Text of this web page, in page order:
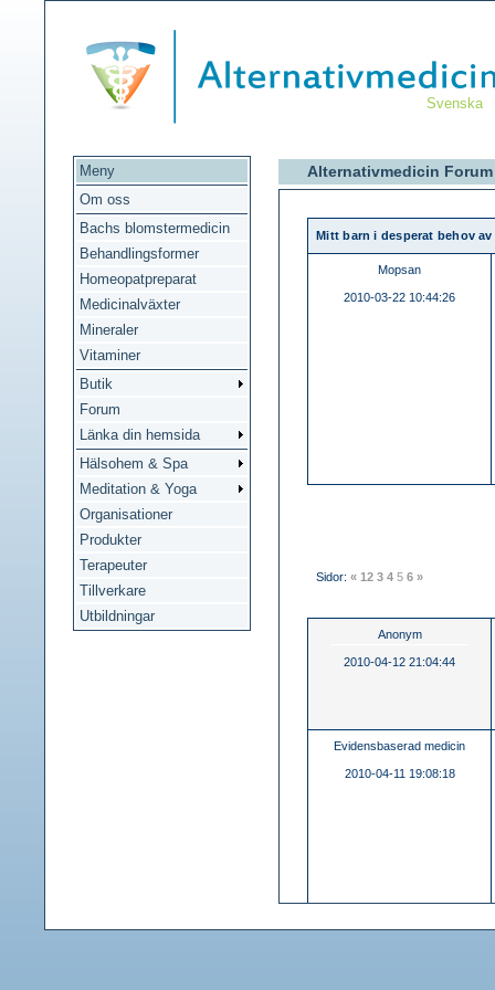
Svenska
Meny
Om oss
Bachs blomstermedicin
Behandlingsformer
Homeopatpreparat
Medicinalväxter
Mineraler
Vitaminer
Butik
Forum
Länka din hemsida
Hälsohem & Spa
Meditation & Yoga
Organisationer
Produkter
Terapeuter
Tillverkare
Utbildningar
Alternativmedicin
Mitt barn i desperat behov av
Mopsan
2010-03-22 10:44:26
Sidor: « 12 3 4 5 6 »
Anonym
2010-04-12 21:04:44
Evidensbaserad medicin
2010-04-11 19:08:18